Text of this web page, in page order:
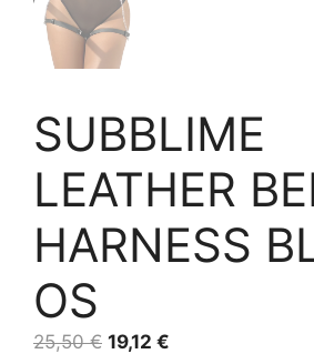
SUBBLIME
LEATHER
HARNESS
OS
25,50€ Original
19,12 €